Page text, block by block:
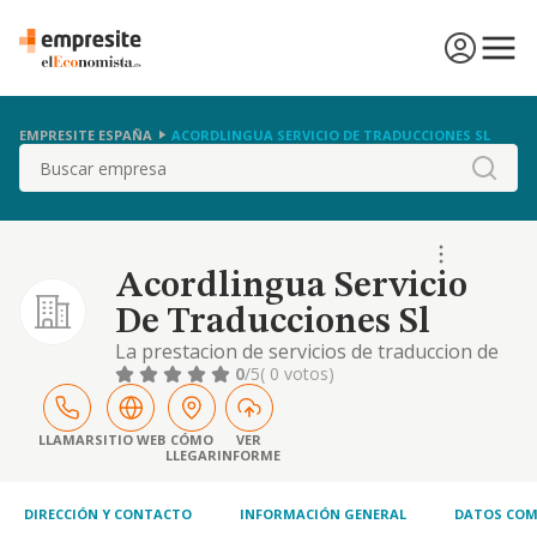
EMPRESITE ESPAÑA ACORDLINGUA SERVICIO DE TRADUCCIONES SL
Buscar
Acordlingua Servicio
De Traducciones Sl
La prestacion de servicios de traduccion de
distintos idiomas, redaccion de informes
relacionados con dicha actividad,
traducciones juradas, prestacion de servicios
de traduccion simultanea a entidad publicas
y privadas
0/5( 0 votos)
LLAMARSITIO WEB CÓMO
LLEGAR
VER
INFORME
DIRECCIÓN Y CONTACTO INFORMACIÓN GENERAL DATOS